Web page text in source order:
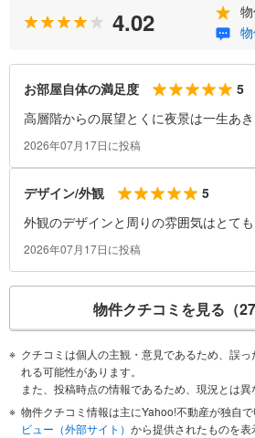
4.02
お部屋自体の満足度
5
高層階からの展望とくに夜景は一生あ
く静かなマンションです。
2026年07月17日に投稿
デザイン/外観
5
外観のデザインと周りの雰囲気はとて
ますし、中もオシャレです。
2026年07月17日に投稿
物件クチコミを見る （
クチコミは個人の主観・意見であるため、誤
れる可能性があります。
また、投稿時点の情報であるため、現況とは異
物件クチコミ情報は主にYahoo!不動産が独自
ビュー（外部サイト） から提供されたものを表